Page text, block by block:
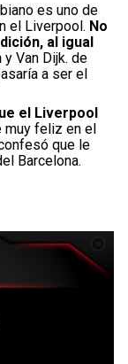
es uno de
el Liverpool. No
al igual
y Van Dijk. de
a ser el
el Liverpool
muy feliz en el
que le
Barcelona.